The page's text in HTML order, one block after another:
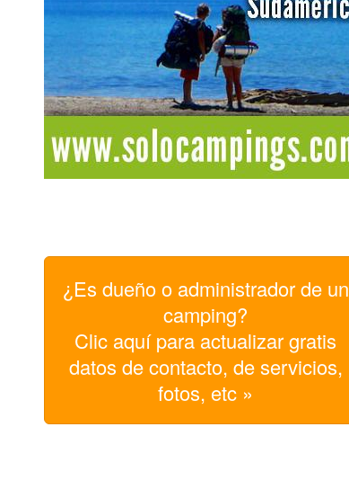
¿Es dueño o administrador de un
camping?
Clic aquí para actualizar gratis
datos de contacto, de servicios,
fotos, etc »